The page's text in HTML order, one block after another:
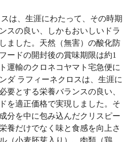
は、生涯にわたって、その時期
スの良い、しかもおいしいドラ
ました。天然（無害）の酸化防
ードの開封後の賞味期限は約1
運輸のクロネコヤマト宅急便に
ダ ラフィーネクロスは、生涯に
要とする栄養バランスの良い、
を適正価格で実現しました。そ
分を中に包み込んだクリスピー
養だけでなく味と食感を向上さ
（小麦胚芽入り）、肉類（鶏